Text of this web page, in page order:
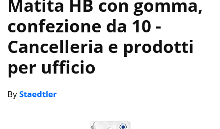
Matita HB con gomma,
confezione da 10 -
Cancelleria e prodotti
per ufficio
ByStaedtler